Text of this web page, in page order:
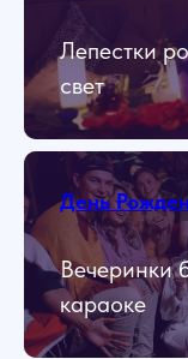
Лепестки
свет
День
Вечеринки
караоке